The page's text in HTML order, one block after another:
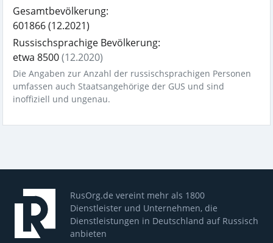
Gesamtbevölkerung:
601866(12.2021)
Russischsprachige Bevölkerung:
etwa 8500(12.2020)
Die Angaben zur Anzahl der russischsprachigen Personen
umfassen auch Staatsangehörige der GUS und sind
inoffiziell und ungenau.
RusOrg.de vereint mehr als 1800
Dienstleister und Unternehmen, die
Dienstleistungen in Deutschland auf Russisch
anbieten